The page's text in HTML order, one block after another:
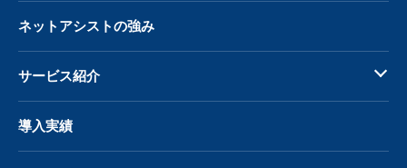
ネットアシストの強み
サービス紹介
導入実績